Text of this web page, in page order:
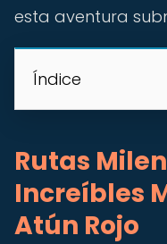
esta aventura
Índice
Rutas
Increíbles
Atún Rojo